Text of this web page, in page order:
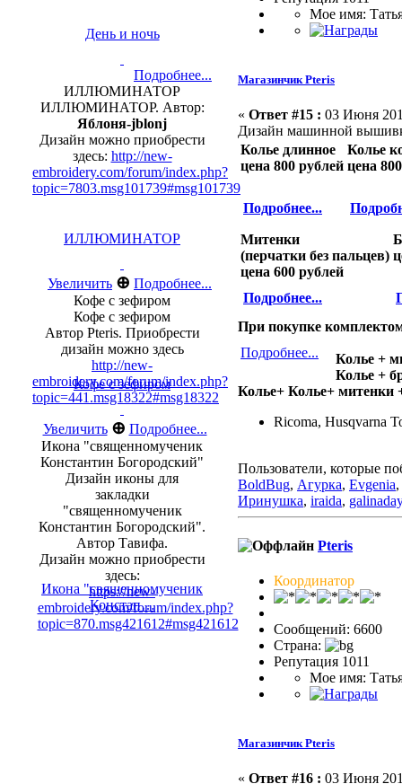
День и ночь
Подробнее...
ИЛЛЮМИНАТОР
ИЛЛЮМИНАТОР. Автор:
Яблоня-jblonj
Дизайн можно приобрести
здесь: http://new-
embroidery.com/forum/index.php?
topic=7803.msg101739#msg101739
ИЛЛЮМИНАТОР
Увеличить ⊕ Подробнее...
Кофе с зефиром
Кофе с зефиром
Автор Pteris. Приобрести
дизайн можно здесь
http://new-
embroidery.com/forum/index.php?
topic=441.msg18322#msg18322
Кофе с зефиром
Увеличить ⊕ Подробнее...
Икона "священномученик
Константин Богородский"
Дизайн иконы для
закладки
"священномученик
Константин Богородский".
Автор Тавифа.
Дизайн можно приобрести
здесь:
https://new-
embroidery.com/forum/index.php?
topic=870.msg421612#msg421612
Икона "священномуч­еник
Констан…
Мое имя:
Магазинчик Pteris
« Ответ #15 : 03 Июня
Дизайн машинной
Колье длинное
цена 800 рублей
Подробнее...
Колье
цена
Митенки
(перчатки без пальцев)
цена 600 рублей
Подробнее...
При покупке
Подробнее...
Колье +
Колье +
Колье+ Колье+ митенки
Ricoma, Husqvarna
Пользователи, которые
BoldBug, Агурка, Evgenia,
Иринушка, iraida,
Pteris
Координатор
Сообщений: 6600
Страна:
Репутация 1011
Мое имя:
Магазинчик Pteris
« Ответ #16 : 03 Июня